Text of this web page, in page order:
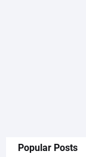
Popular Posts